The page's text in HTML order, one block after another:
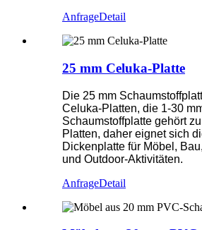
AnfrageDetail
25 mm Celuka-Platte
Die 25 mm
Celuka-Platten, die 1-30
Schaumstoffplatte gehört
Platten, daher eignet sich
Dickenplatte für Möbel,
und Outdoor-Aktivitäten.
AnfrageDetail